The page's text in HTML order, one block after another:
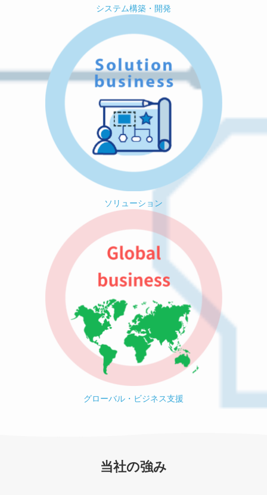
システム構築・開発
ソリューション
グローバル・ビジネス支援
当社の強み